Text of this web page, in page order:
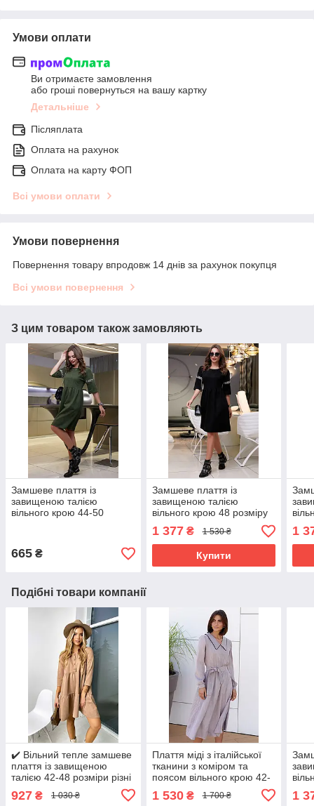
Умови оплати
Ви отримаєте замовлення
або гроші повернуться на вашу картку
Детальніше
Післяплата
Оплата на рахунок
Оплата на карту ФОП
Всі умови оплати
Умови повернення
Повернення товару впродовж 14 днів за рахунок покупця
Всі умови повернення
З цим товаром також замовляють
Замшеве плаття із
завищеною талією
вільного крою 44-50
665 ₴
Замшеве плаття із
завищеною талією
вільного крою 48 розміру
чорне
1 377₴ 1 530 ₴
Купити
1
Подібні товари компанії
✔️ Вільний тепле замшеве
плаття із завищеною
талією 42-48 розміри різні
927 ₴ 1 030 ₴
Плаття міді з італійської
тканини з коміром та
поясом вільного крою 42-
52 розміри різні кольори
марсала
1 530₴ 1 700 ₴ 1